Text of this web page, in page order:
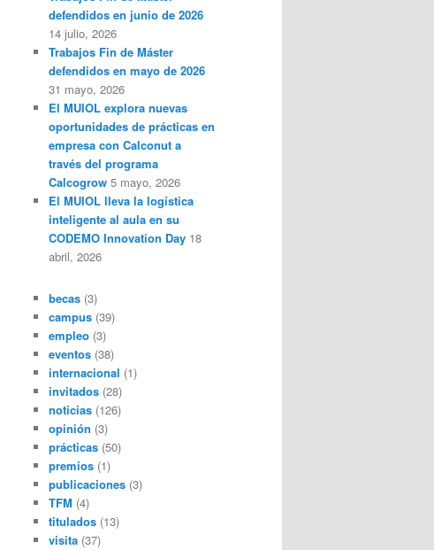
defendidos en junio de 2026
14 julio, 2026
Trabajos Fin de Máster
defendidos en mayo de 2026
31 mayo, 2026
El MUIOL explora nuevas
oportunidades de prácticas en
empresa con Calconut a
través del programa
Calcogrow 5 mayo, 2026
El MUIOL lleva la logística
inteligente al aula en su
CODEMO Innovation Day 18
abril, 2026
becas (3)
campus (39)
empleo (3)
eventos (38)
internacional (1)
invitados (28)
noticias (126)
opinión (3)
prácticas (50)
premios (1)
publicaciones (3)
TFM (4)
titulados (13)
visita (37)